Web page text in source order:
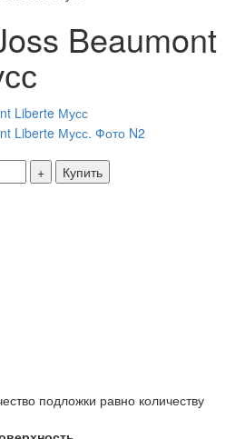
Beaumont
Купить
подложки равно количеству